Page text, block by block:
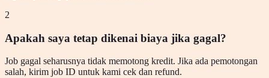
2
Apakah saya tetap dikenai biaya jika gagal?
Job gagal seharusnya tidak memotong kredit. Jika ada pemotongan
salah, kirim job ID untuk kami cek dan refund.